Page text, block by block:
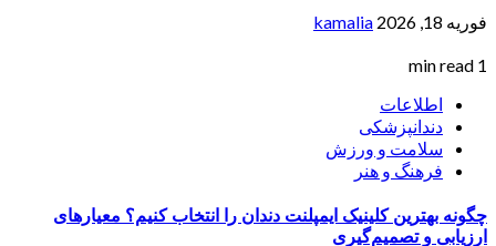
فوریه 18, 2026 kamalia
1 min read
اطلاعات
دندانپزشکی
سلامت و ورزش
فرهنگ و هنر
چگونه بهترین کلینیک ایمپلنت دندان را انتخاب کنیم؟ معیارهای
ارزیابی و تصمیم‌گیری